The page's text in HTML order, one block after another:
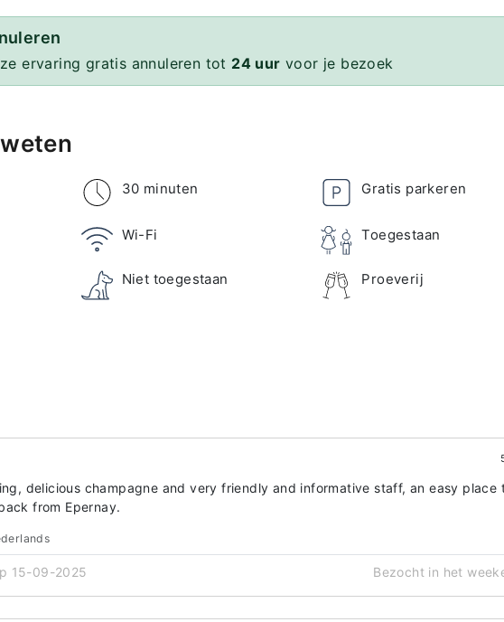
ervaring gratis annuleren tot 24 uur voor je bezoek
30 minuten Gratis parkeren
Wi-Fi Toegestaan
Niet toegestaan Proeverij
delicious champagne and very friendly and informative staff, an easy place
from Epernay.
15-09-2025 Bezocht in het